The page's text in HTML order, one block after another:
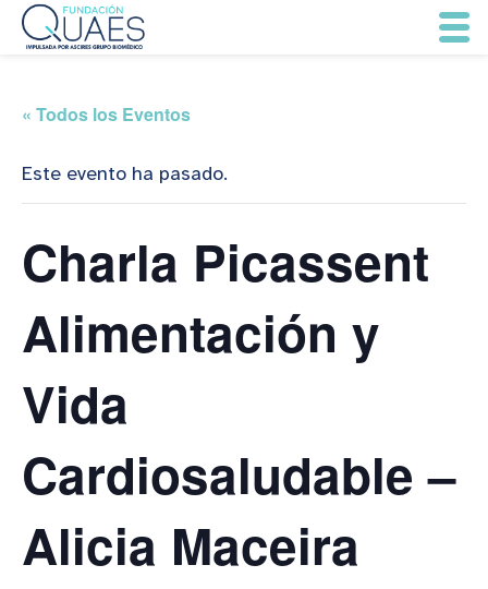
« Todos los Eventos
Este evento ha pasado.
Charla Picassent
Alimentación y
Vida
Cardiosaludable –
Alicia Maceira